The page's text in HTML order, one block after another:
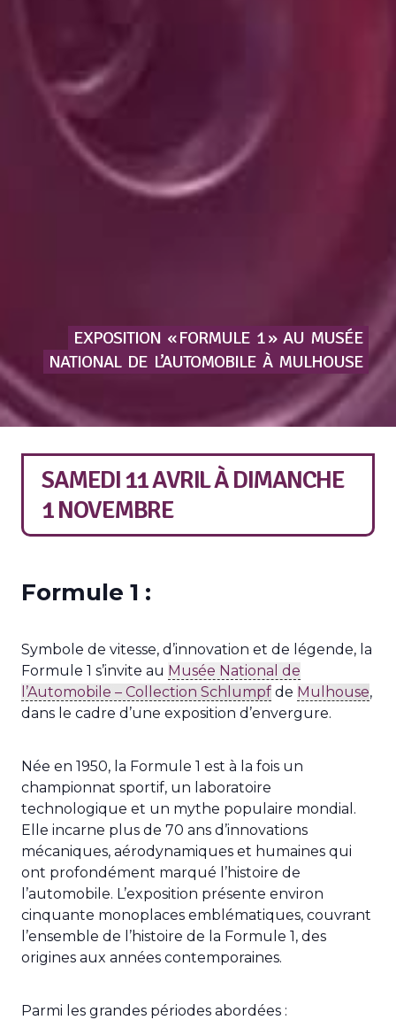
EXPOSITION « FORMULE 1 » AU MUSÉE
NATIONAL DE L’AUTOMOBILE À MULHOUSE
SAMEDI 11 AVRILÀDIMANCHE
1 NOVEMBRE
Formule 1 :
Symbole de vitesse, d’innovation et de légende, la
Formule 1 s’invite au Musée National de
l’Automobile – Collection Schlumpf de Mulhouse,
dans le cadre d’une exposition d’envergure.
Née en 1950, la Formule 1 est à la fois un
championnat sportif, un laboratoire
technologique et un mythe populaire mondial.
Elle incarne plus de 70 ans d’innovations
mécaniques, aérodynamiques et humaines qui
ont profondément marqué l’histoire de
l’automobile. L’exposition présente environ
cinquante monoplaces emblématiques, couvrant
l’ensemble de l’histoire de la Formule 1, des
origines aux années contemporaines.
Parmi les grandes périodes abordées :